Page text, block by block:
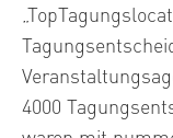
4000